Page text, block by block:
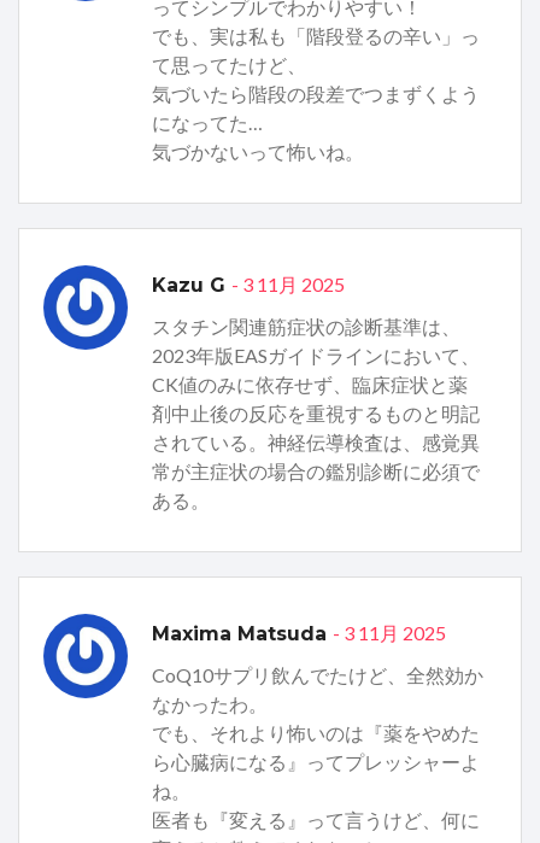
ってシンプルでわかりやすい！
でも、実は私も「階段登るの辛い」っ
て思ってたけど、
気づいたら階段の段差でつまずくよう
になってた…
気づかないって怖いね。
Kazu G - 3 11月 2025
スタチン関連筋症状の診断基準は、
2023年版EASガイドラインにおいて、
CK値のみに依存せず、臨床症状と薬
剤中止後の反応を重視するものと明記
されている。神経伝導検査は、感覚異
常が主症状の場合の鑑別診断に必須で
ある。
Maxima Matsuda - 3 11月 2025
CoQ10サプリ飲んでたけど、全然効か
なかったわ。
でも、それより怖いのは『薬をやめた
ら心臓病になる』ってプレッシャーよ
ね。
医者も『変える』って言うけど、何に